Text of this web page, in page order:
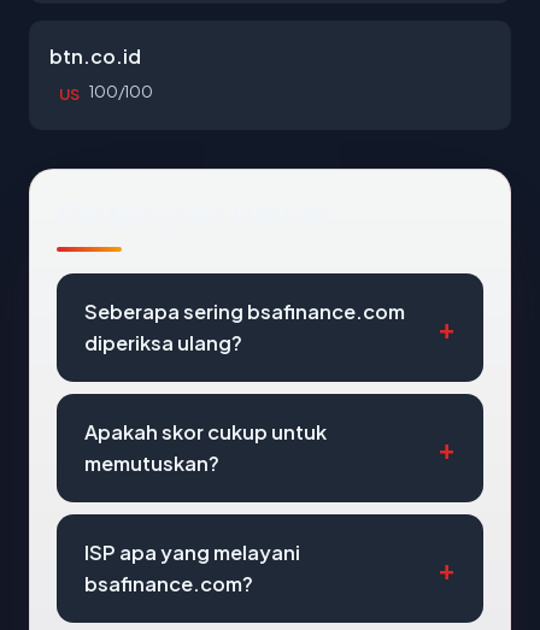
btn.co.id
US 100/100
Seberapa sering bsafinance.com
diperiksa ulang?
Apakah skor cukup untuk
memutuskan?
ISP apa yang melayani
bsafinance.com?